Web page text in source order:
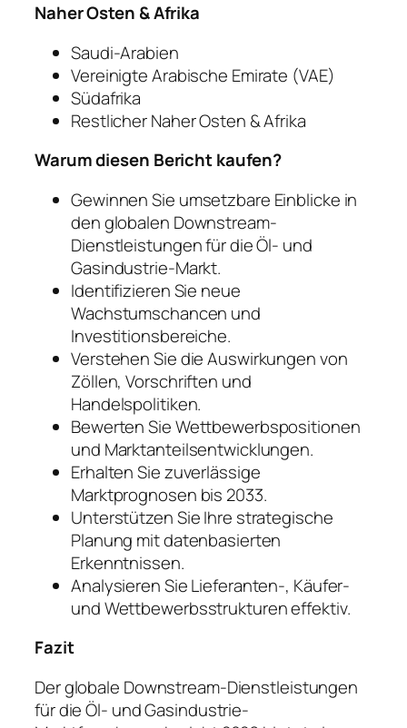
Naher Osten & Afrika
Saudi-Arabien
Vereinigte Arabische Emirate (VAE)
Südafrika
Restlicher Naher Osten & Afrika
Warum diesen Bericht kaufen?
Gewinnen Sie umsetzbare Einblicke in
den globalen Downstream-
Dienstleistungen für die Öl- und
Gasindustrie-Markt.
Identifizieren Sie neue
Wachstumschancen und
Investitionsbereiche.
Verstehen Sie die Auswirkungen von
Zöllen, Vorschriften und
Handelspolitiken.
Bewerten Sie Wettbewerbspositionen
und Marktanteilsentwicklungen.
Erhalten Sie zuverlässige
Marktprognosen bis 2033.
Unterstützen Sie Ihre strategische
Planung mit datenbasierten
Erkenntnissen.
Analysieren Sie Lieferanten-, Käufer-
und Wettbewerbsstrukturen effektiv.
Fazit
Der globale Downstream-Dienstleistungen
für die Öl- und Gasindustrie-